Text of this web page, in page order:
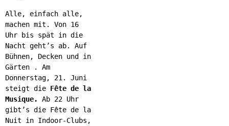
Alle, einfach alle,
machen mit. Von 16
Uhr bis spät in die
Nacht geht’s ab. Auf
Bühnen, Decken und in
Gärten . Am
Donnerstag, 21. Juni
steigt die Fête de la
Musique.
Ab 22 Uhr
gibt’s die Fête de la
Nuit in Indoor-Clubs,